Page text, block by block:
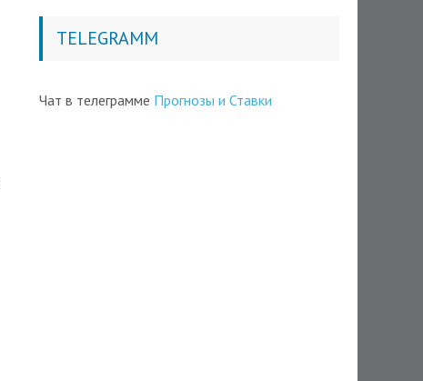
TELEGRAMM
Чат в телеграмме Прогнозы и Ставки